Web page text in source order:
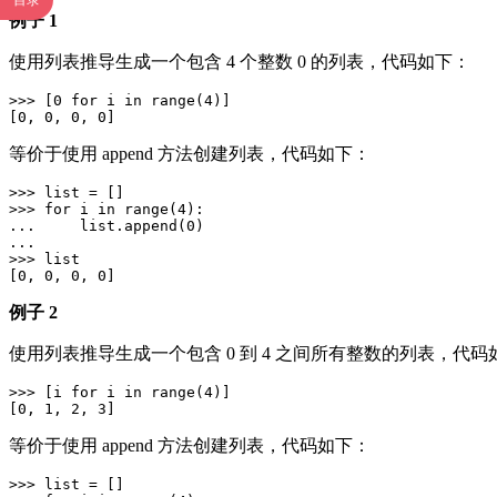
例子 1
使用列表推导生成一个包含 4 个整数 0 的列表，代码如下：
>>> [0 for i in range(4)]
等价于使用 append 方法创建列表，代码如下：
>>> list = []
>>> for i in range(4):
...     list.append(0)
...
>>> list
例子 2
使用列表推导生成一个包含 0 到 4 之间所有整数的列表，代码
>>> [i for i in range(4)]
等价于使用 append 方法创建列表，代码如下：
>>> list = []